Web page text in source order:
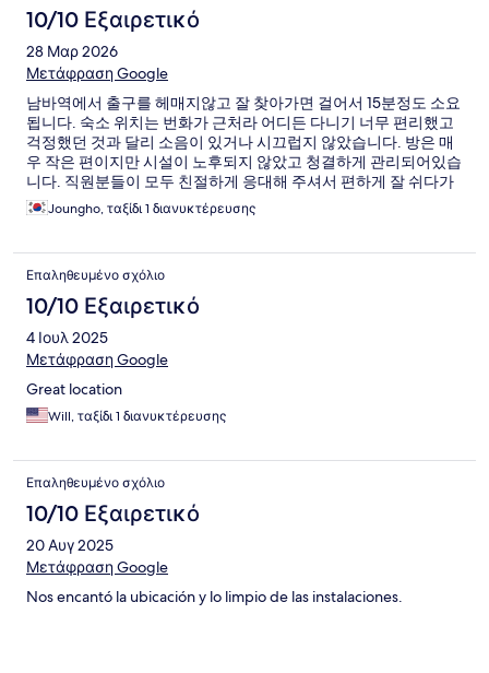
10/10 Εξαιρετικό
28 Μαρ 2026
Μετάφραση Google
남바역에서 출구를 헤매지않고 잘 찾아가면 걸어서 15분정도 소요
됩니다. 숙소 위치는 번화가 근처라 어디든 다니기 너무 편리했고
걱정했던 것과 달리 소음이 있거나 시끄럽지 않았습니다. 방은 매
우 작은 편이지만 시설이 노후되지 않았고 청결하게 관리되어있습
니다. 직원분들이 모두 친절하게 응대해 주셔서 편하게 잘 쉬다가
왔습니다.
Joungho, ταξίδι 1 διανυκτέρευσης
Επαληθευμένο σχόλιο
10/10 Εξαιρετικό
4 Ιουλ 2025
Μετάφραση Google
Great location
Will, ταξίδι 1 διανυκτέρευσης
Επαληθευμένο σχόλιο
10/10 Εξαιρετικό
20 Αυγ 2025
Μετάφραση Google
Nos encantó la ubicación y lo limpio de las instalaciones.